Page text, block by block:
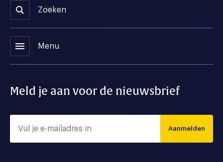
Zoeken
menu Menu
Meld je aan voor de nieuwsbrief
Aanmelden